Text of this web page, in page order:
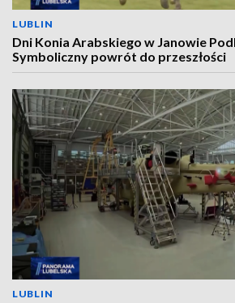
LUBLIN
Dni Konia Arabskiego w Janowie
Symboliczny powrót do przeszłości
LUBLIN